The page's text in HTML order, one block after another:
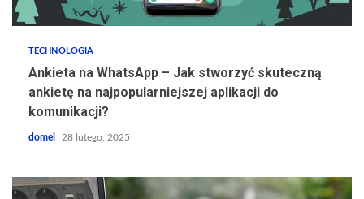
TECHNOLOGIA
Ankieta na WhatsApp – Jak stworzyć skuteczną
ankietę na najpopularniejszej aplikacji do
komunikacji?
domel 28 lutego, 2025